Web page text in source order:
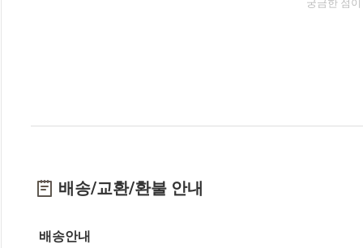
궁금한 점
배송/교환/환불 안내
배송안내